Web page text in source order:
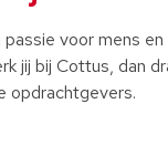
voor mens
jij bij Cottus, dan
opdrachtgevers.